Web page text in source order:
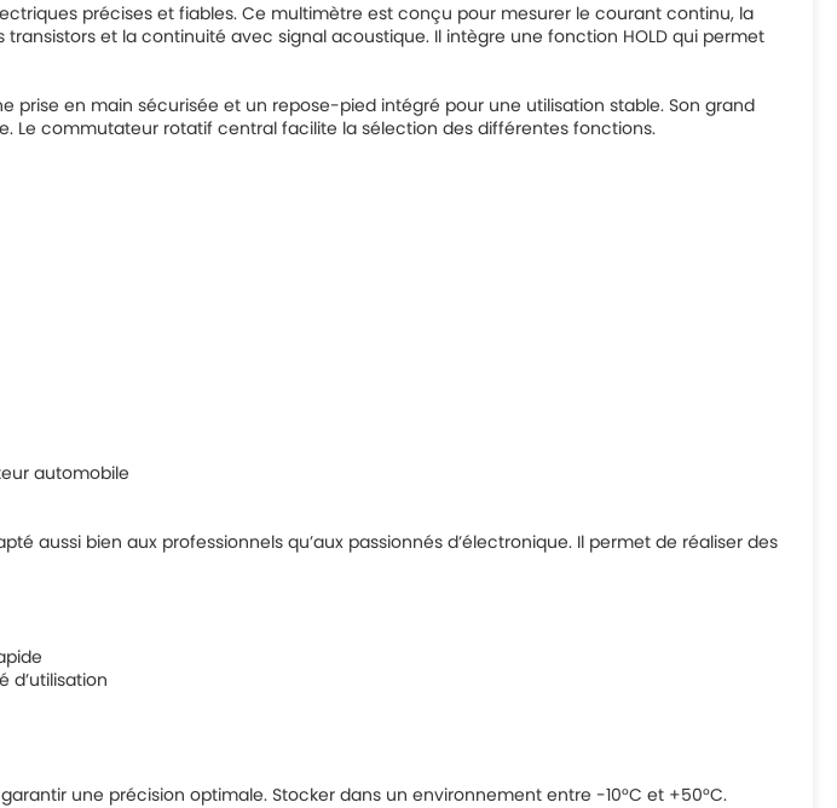
précises et fiables. Ce multimètre est conçu pour mesurer le courant continu, la
et la continuité avec signal acoustique. Il intègre une fonction HOLD qui permet
en main sécurisée et un repose-pied intégré pour une utilisation stable. Son grand
Le commutateur rotatif central facilite la sélection des différentes fonctions.
automobile
aussi bien aux professionnels qu’aux passionnés d’électronique. Il permet de réaliser des
une précision optimale. Stocker dans un environnement entre -10°C et +50°C.